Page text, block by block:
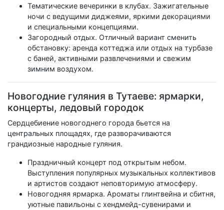
Тематические вечеринки в клубах. Зажигательные
ночи с ведущими диджеями, яркими декорациями
и специальными концепциями.
Загородный отдых. Отличный вариант сменить
обстановку: аренда коттеджа или отдых на турбазе
с баней, активными развлечениями и свежим
зимним воздухом.
Новогодние гуляния в Тутаеве: ярмарки,
концерты, ледовый городок
Сердцебиение новогоднего города бьется на
центральных площадях, где разворачиваются
грандиозные народные гуляния.
Праздничный концерт под открытым небом.
Выступления популярных музыкальных коллективов
и артистов создают неповторимую атмосферу.
Новогодняя ярмарка. Ароматы глинтвейна и сбитня,
уютные павильоны с хендмейд-сувенирами и